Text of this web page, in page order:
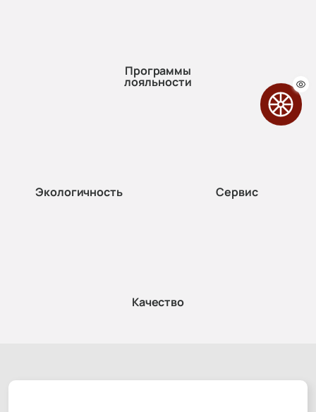
Программы
лояльности
Экологичность Сервис
Качество